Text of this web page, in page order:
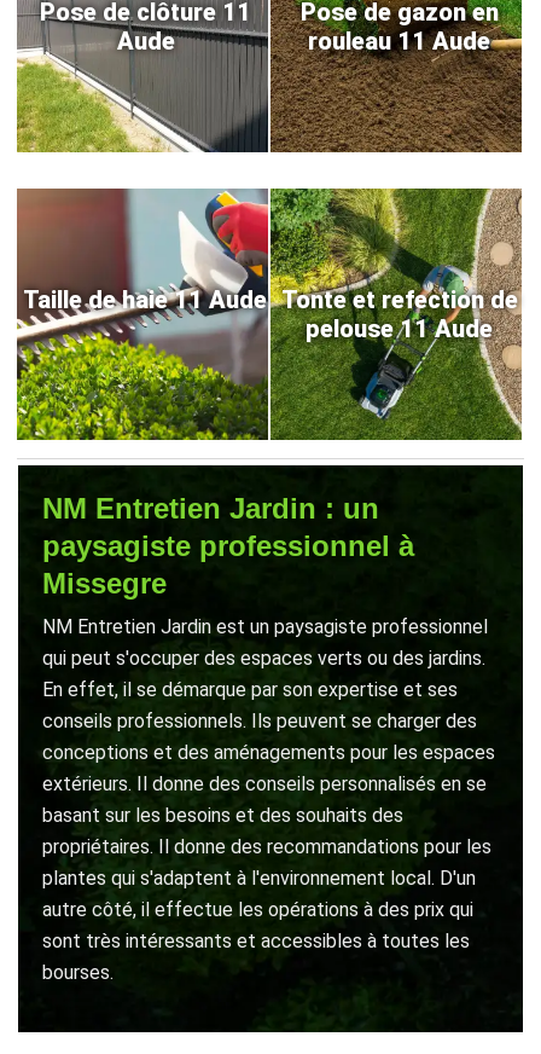
Pose de clôture 11
Aude
Pose de gazon en
rouleau 11 Aude
Taille de haie 11 Aude Tonte et refection de
pelouse 11 Aude
NM Entretien Jardin : un
paysagiste professionnel à
Missegre
NM Entretien Jardin est un paysagiste professionnel
qui peut s'occuper des espaces verts ou des jardins.
En effet, il se démarque par son expertise et ses
conseils professionnels. Ils peuvent se charger des
conceptions et des aménagements pour les espaces
extérieurs. Il donne des conseils personnalisés en se
basant sur les besoins et des souhaits des
propriétaires. Il donne des recommandations pour les
plantes qui s'adaptent à l'environnement local. D'un
autre côté, il effectue les opérations à des prix qui
sont très intéressants et accessibles à toutes les
bourses.